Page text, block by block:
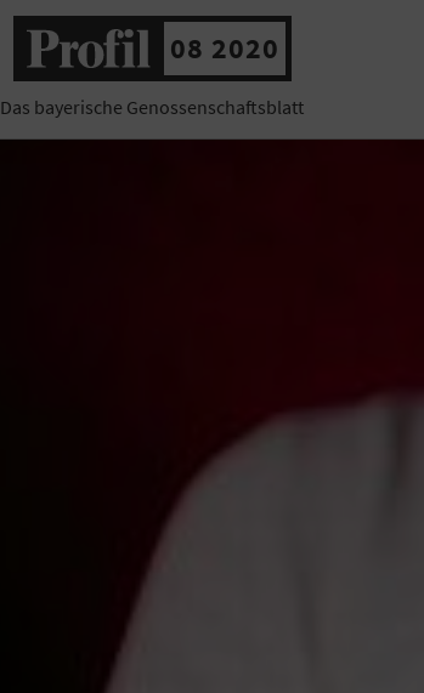
08 2020
Das bayerische Genossenschaftsblatt